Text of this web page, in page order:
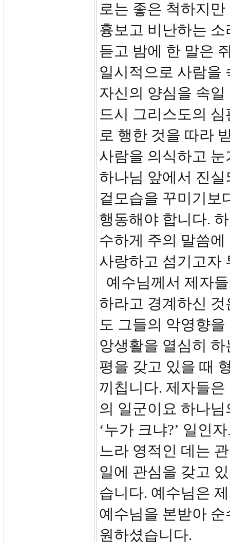
로는 좋은 척하지
흉보고 비난하는
듣고 밤에 한 말은
일시적으로 사람을
자신의 양심을 속
드시 그리스도의
로 행한 것을 따라
사람을 의식하고
하나님 앞에서 진
겉모습을 꾸미기보
행동해야 합니다.
수하게 주의 말씀
사랑하고 섬기고자
예수님께서 제자
하라고 경계하신
도 그들의 악영향
앙생활을 열심히
평을 갖고 있을 때
끼칩니다. 제자들
의 일군이요 하나
‘누가 크냐?’ 일인
느라 영적인 데는
일에 관심을 갖고
습니다. 예수님은
예수님을 본받아
원하셨습니다.